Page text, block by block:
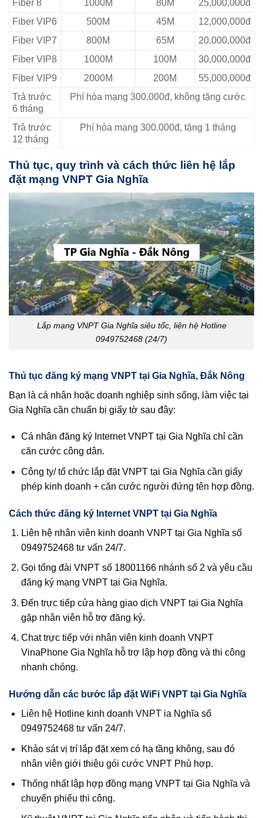
Fiber 8
1000M 80M
25,000,000đ
Fiber VIP6
500M 45M
12,000,000đ
Fiber VIP7
800M 65M
20,000,000đ
Fiber VIP8
1000M 100M
30,000,000đ
Fiber VIP9
2000M 200M
55,000,000đ
Trả trước
6 tháng
Phí hòa mạng 300.000đ, không tặng cước
Trả trước
12 tháng
Phí hòa mạng 300.000đ, tặng 1 tháng
Thủ tục, quy trình và cách thức liên hệ lắp
đặt mạng VNPT Gia Nghĩa
Lắp mạng VNPT Gia Nghĩa siêu tốc, liên hệ Hotline
0949752468 (24/7)
Thủ tục đăng ký mạng VNPT tại Gia Nghĩa, Đắk Nông
Bạn là cá nhân hoặc doanh nghiệp sinh sống, làm việc tại
Gia Nghĩa cần chuẩn bị giấy tờ sau đây:
Cá nhân đăng ký Internet VNPT tại Gia Nghĩa chỉ cần
căn cước công dân.
Công ty/ tổ chức lắp đặt VNPT tại Gia Nghĩa cần giấy
phép kinh doanh + căn cước người đứng tên hợp đồng.
Cách thức đăng ký Internet VNPT tại Gia Nghĩa
Liên hệ nhân viên kinh doanh VNPT tại Gia Nghĩa số
0949752468 tư vấn 24/7.
Gọi tổng đài VNPT số 18001166 nhánh số 2 và yêu cầu
đăng ký mạng VNPT tại Gia Nghĩa.
Đến trực tiếp cửa hàng giao dịch VNPT tại Gia Nghĩa
gặp nhân viên hỗ trợ đăng ký.
Chat trực tiếp với nhân viên kinh doanh VNPT
VinaPhone Gia Nghĩa hỗ trợ lập hợp đồng và thi công
nhanh chóng.
Hướng dẫn các bước lắp đặt WiFi VNPT tại Gia Nghĩa
Liên hệ Hotline kinh doanh VNPT ia Nghĩa số
0949752468 tư vấn 24/7.
Khảo sát vị trí lắp đặt xem có hạ tầng không, sau đó
nhân viên giới thiệu gói cước VNPT Phù hợp.
Thống nhất lập hợp đồng mạng VNPT tại Gia Nghĩa và
chuyển phiếu thi công.